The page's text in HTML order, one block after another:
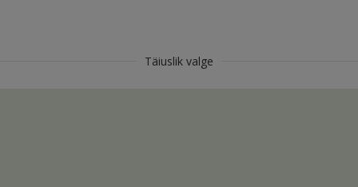
Täiuslik valge